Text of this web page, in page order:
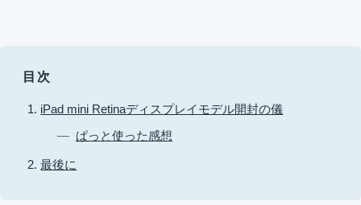
目次
iPad mini Retinaディスプレイモデル開封の儀
ぱっと使った感想
最後に